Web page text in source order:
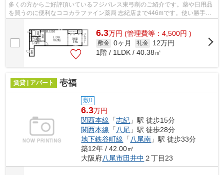
多くの方からご好評頂いているフジパレス東弓削のご紹介です。薬や日用品
を買うのに便利なココカラファイン薬局 志紀店まで446mです。使い勝手の
良いアパートでイチオシの物件です。ニ...
6.3万円 (管理費等：4,500円 )
敷金 0ヶ月 礼金
12万円
1階 / 1LDK / 40.38㎡
賃貸 | アパート 壱福
敷0
6.3万円
関西本線 「志紀 」駅 徒歩15分
関西本線 「八尾 」駅 徒歩28分
地下鉄谷町線 「八尾南 」駅 徒歩33分
築12年 / 42.00㎡
大阪府八尾市田井中 ２丁目23